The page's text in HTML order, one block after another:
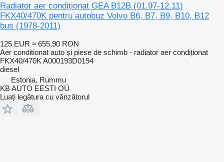
Radiator aer condiționat GEA B12B (01.97-12.11)
FKX40/470K pentru autobuz Volvo B6, B7, B9, B10, B12
bus (1978-2011)
125 EUR ≈ 655,90 RON
Aer conditionat auto și piese de schimb - radiator aer condiționat
FKX40/470K A000193D0194
diesel
Estonia, Rummu
KB AUTO EESTI OÜ
Luați legătura cu vânzătorul